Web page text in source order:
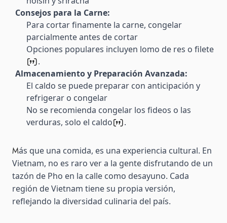
Consejos para la Carne:
Para cortar finamente la carne, congelar
parcialmente antes de cortar
Opciones populares incluyen lomo de res o filete​
​.
Almacenamiento y Preparación Avanzada:
El caldo se puede preparar con anticipación y
refrigerar o congelar
No se recomienda congelar los fideos o las
verduras, solo el caldo​
​.
Más que una comida, es una experiencia cultural. En
Vietnam, no es raro ver a la gente disfrutando de un
tazón de Pho en la calle como desayuno. Cada
región de Vietnam tiene su propia versión,
reflejando la diversidad culinaria del país.